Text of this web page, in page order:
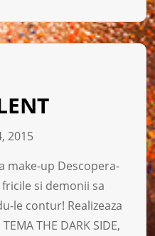
2015
make-up Descopera-
si demonii sa
le contur! Realizeaza
THE DARK SIDE,